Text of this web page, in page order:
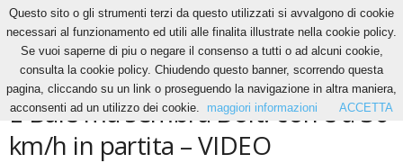
News È Bale ma sembra Bolt: corre a 36 km/h in partita –...
NEWS
È Bale ma sembra Bolt: corre a 36
km/h in partita – VIDEO
Questo sito o gli strumenti terzi da questo utilizzati si avvalgono di cookie
necessari al funzionamento ed utili alle finalita illustrate nella cookie policy.
Se vuoi saperne di piu o negare il consenso a tutti o ad alcuni cookie,
consulta la cookie policy. Chiudendo questo banner, scorrendo questa
pagina, cliccando su un link o proseguendo la navigazione in altra maniera,
acconsenti ad un utilizzo dei cookie.
maggiori informazioni ACCETTA